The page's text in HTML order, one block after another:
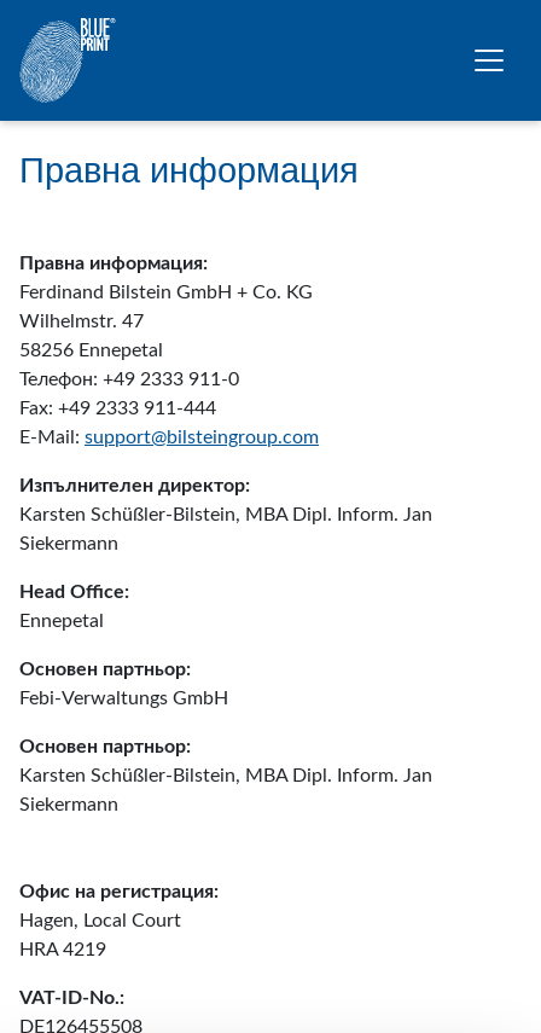
Правна информация
Правна информация:
Ferdinand Bilstein GmbH + Co. KG
Wilhelmstr. 47
58256 Ennepetal
Телефон: +49 2333 911-0
Fax: +49 2333 911-444
E-Mail: support@bilsteingroup.com
Изпълнителен директор:
Karsten Schüßler-Bilstein, MBA Dipl. Inform. Jan
Siekermann
Head Office:
Ennepetal
Основен партньор:
Febi-Verwaltungs GmbH
Основен партньор:
Karsten Schüßler-Bilstein, MBA Dipl. Inform. Jan
Siekermann
Офис на регистрация:
Hagen, Local Court
HRA 4219
VAT-ID-No.:
DE126455508